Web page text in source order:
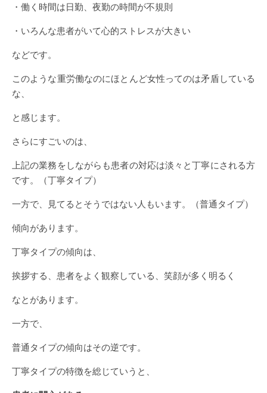
・働く時間は日勤、夜勤の時間が不規則
・いろんな患者がいて心的ストレスが大きい
などです。
このような重労働なのにほとんど女性ってのは矛盾している
な、
と感じます。
さらにすごいのは、
上記の業務をしながらも患者の対応は淡々と丁寧にされる方
です。（丁寧タイプ）
一方で、見てるとそうではない人もいます。（普通タイプ）
傾向があります。
丁寧タイプの傾向は、
挨拶する、患者をよく観察している、笑顔が多く明るく
なとがあります。
一方で、
普通タイプの傾向はその逆です。
丁寧タイプの特徴を総じていうと、